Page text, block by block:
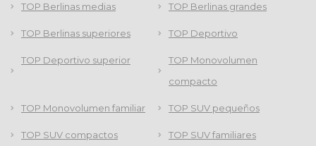
TOP Berlinas medias TOP Berlinas grandes
TOP Berlinas superiores TOP Deportivo
TOP Deportivo superior
TOP Monovolumen
compacto
TOP Monovolumen familiar TOP SUV pequeños
TOP SUV compactos TOP SUV familiares